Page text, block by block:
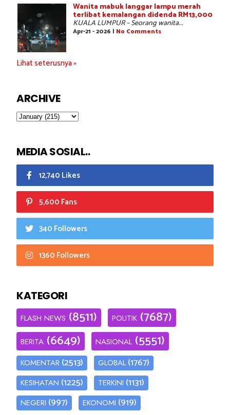
Wanita mabuk langgar lampu merah
terlibat kemalangan didenda RM13,000
KUALA LUMPUR – Seorang wanita...
Apr-21 - 2026 | No Comments
Lihat seterusnya »
ARCHIVE
MEDIA SOSIAL..
12,740 Likes
5,600 Fans
340 Followers
1360 Followers
KATEGORI
FLASH NEWS (8511) POLITIK (7687)
BERITA (6649) NASIONAL (5551)
KOMENTAR (2513) GLOBAL (1767)
KESIHATAN (1225) TERKINI (1131)
NEGERI (997) EKONOMI (919)